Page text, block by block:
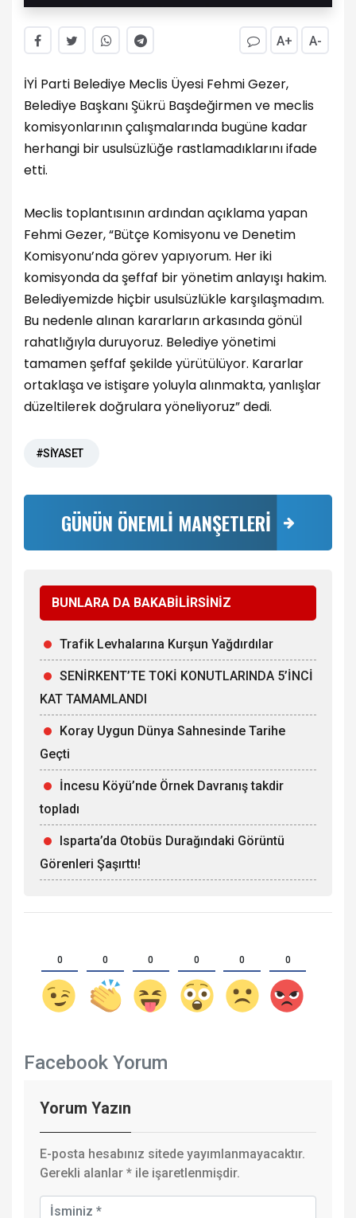
A+ A-
İYİ Parti Belediye Meclis Üyesi Fehmi Gezer,
Belediye Başkanı Şükrü Başdeğirmen ve meclis
komisyonlarının çalışmalarında bugüne kadar
herhangi bir usulsüzlüğe rastlamadıklarını ifade
etti.
Meclis toplantısının ardından açıklama yapan
Fehmi Gezer, “Bütçe Komisyonu ve Denetim
Komisyonu’nda görev yapıyorum. Her iki
komisyonda da şeffaf bir yönetim anlayışı hakim.
Belediyemizde hiçbir usulsüzlükle karşılaşmadım.
Bu nedenle alınan kararların arkasında gönül
rahatlığıyla duruyoruz. Belediye yönetimi
tamamen şeffaf şekilde yürütülüyor. Kararlar
ortaklaşa ve istişare yoluyla alınmakta, yanlışlar
düzeltilerek doğrulara yöneliyoruz” dedi.
#SİYASET
GÜNÜN ÖNEMLİ MANŞETLERİ
BUNLARA DA BAKABİLİRSİNİZ
Trafik Levhalarına Kurşun Yağdırdılar
SENİRKENT’TE TOKİ KONUTLARINDA 5’İNCİ
KAT TAMAMLANDI
Koray Uygun Dünya Sahnesinde Tarihe
Geçti
İncesu Köyü’nde Örnek Davranış takdir
topladı
Isparta’da Otobüs Durağındaki Görüntü
Görenleri Şaşırttı!
0 0 0 0 0 0
Facebook Yorum
Yorum Yazın
E-posta hesabınız sitede yayımlanmayacaktır.
Gerekli alanlar * ile işaretlenmişdir.